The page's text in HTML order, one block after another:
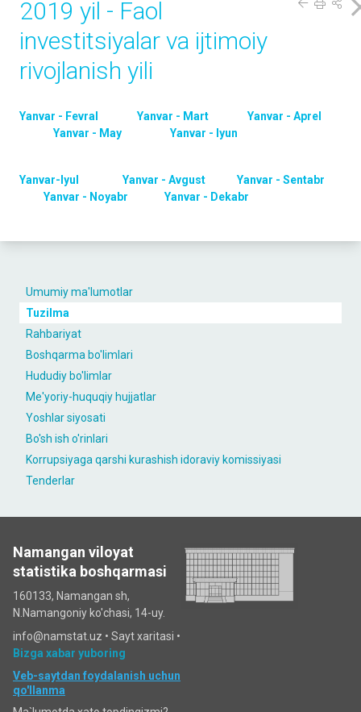
Umumiy ma'lumotlar
Tuzilma
Rahbariyat
Boshqarma bo'limlari
Hududiy bo'limlar
Me'yoriy-huquqiy hujjatlar
Yoshlar siyosati
Bo'sh ish o'rinlari
Korrupsiyaga qarshi kurashish idoraviy komissiyasi
Tenderlar
2019 yil - Faol
investitsiyalar va ijtimoiy
rivojlanish yili
Yanvar - Fevral Yanvar - Mart
Yanvar - Aprel
Yanvar - May
Yanvar - Iyun
Yanvar-Iyul Yanvar - Avgust
Yanvar - Sentabr
Yanvar - Noyabr
Yanvar - Dekabr
Namangan viloyat
statistika boshqarmasi
160133, Namangan sh,
N.Namangoniy ko'chasi, 14-uy.
info@namstat.uz • Sayt xaritasi •
Bizga xabar yuboring
Veb-saytdan foydalanish uchun
qo'llanma